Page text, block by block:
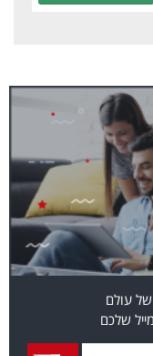
של עולם
שלכם